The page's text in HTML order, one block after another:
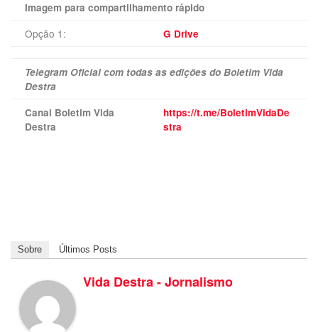
Imagem para compartilhamento rápido
Opção 1: G Drive
Telegram Oficial com todas as edições do Boletim Vida
Destra
Canal Boletim Vida
Destra
https://t.me/BoletimVidaDe
stra
Sobre Últimos Posts
Vida Destra - Jornalismo